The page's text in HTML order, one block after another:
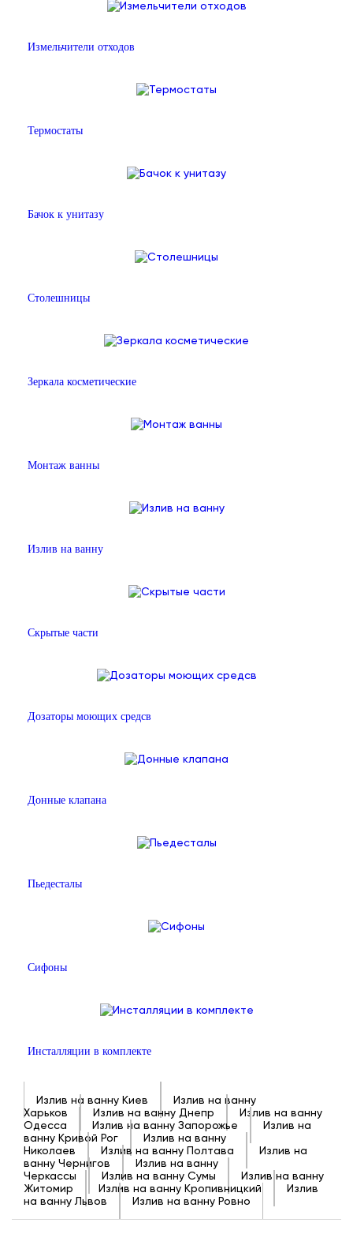
Измельчители отходов
Термостаты
Бачок к унитазу
Столешницы
Зеркала косметические
Монтаж ванны
Излив на ванну
Скрытые части
Дозаторы моющих средсв
Донные клапана
Пьедесталы
Сифоны
Инсталляции в комплекте
Излив на ванну Киев
Излив на ванну
Харьков
Излив на ванну Днепр
Излив на ванну
Одесса
Излив на ванну Запорожье
Излив на
ванну Кривой Рог
Излив на ванну
Николаев
Излив на ванну Полтава
Излив на
ванну Чернигов
Излив на ванну
Черкассы
Излив на ванну Сумы
Излив на ванну
Житомир
Излив на ванну Кропивницкий
Излив
на ванну Львов
Излив на ванну Ровно